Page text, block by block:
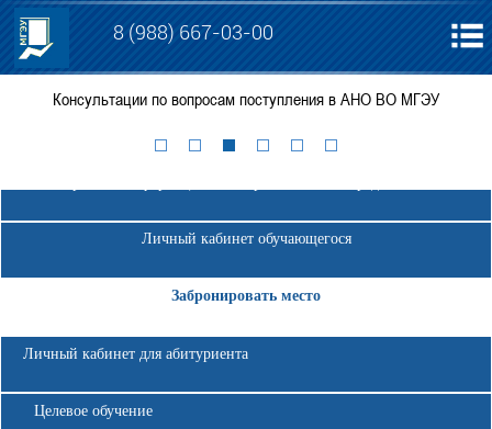
8 (988) 667-03-00
Консультации по вопросам поступления в АНО ВО МГЭУ
Личный кабинет обучающегося
Забронировать место
Личный кабинет для абитуриента
Целевое обучение